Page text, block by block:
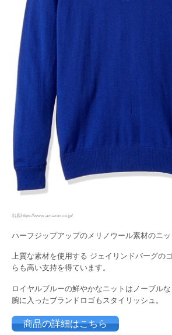
出典https://www.amazon.co.jp/
ハーフジップアップのメリノウール素材のニッ
上質な素材を使用する ジェイリンドバーグの
らも高い支持を得ています。
ロイヤルブルーの鮮やかなニットはノーブルな
腕に入ったブランドロゴもスタイリッシュ。
商品の詳細はこちら